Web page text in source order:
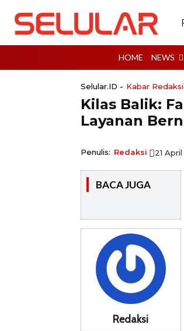
HOME NEWS
Selular.ID - Kabar Redaksi
Kilas Balik:
Layanan
Penulis: Redaksi 21
BACA JUGA
Redaksi